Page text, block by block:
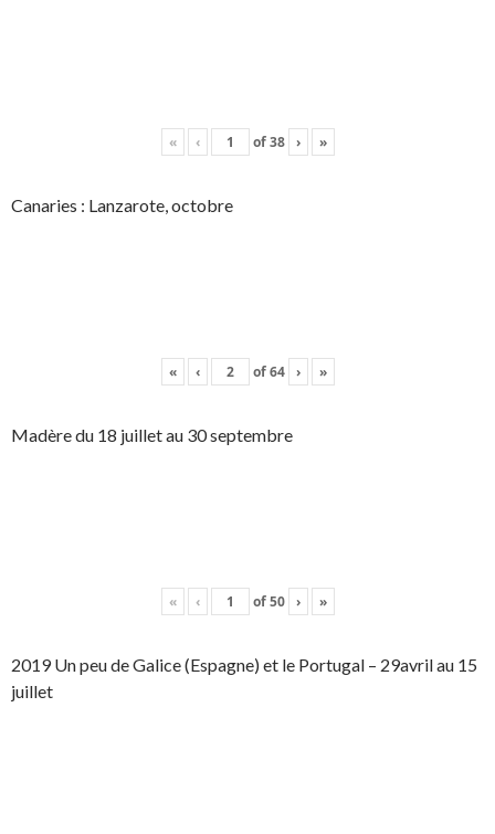
« ‹ of38 › »
Canaries : Lanzarote, octobre
« ‹ of64 › »
Madère du 18 juillet au 30 septembre
« ‹ of50 › »
2019 Un peu de Galice (Espagne) et le Portugal – 29avril au 15
juillet